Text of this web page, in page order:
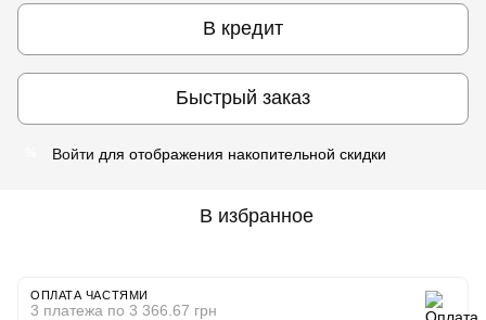
В кредит
Быстрый заказ
Войти для отображения накопительной скидки
В избранное
ОПЛАТА ЧАСТЯМИ
3 платежа по 3 366.67 грн